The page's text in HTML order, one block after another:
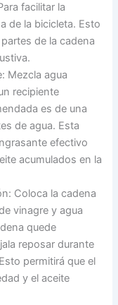
facilitar la
de la bicicleta. Esto
de la cadena
Mezcla agua
recipiente
es de una
de agua. Esta
efectivo
acumulados en la
Coloca la cadena
vinagre y agua
quede
reposar durante
permitirá que el
y el aceite